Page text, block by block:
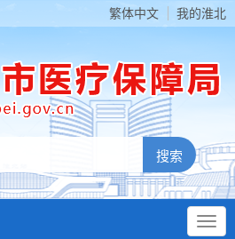
繁体中文 我的淮北